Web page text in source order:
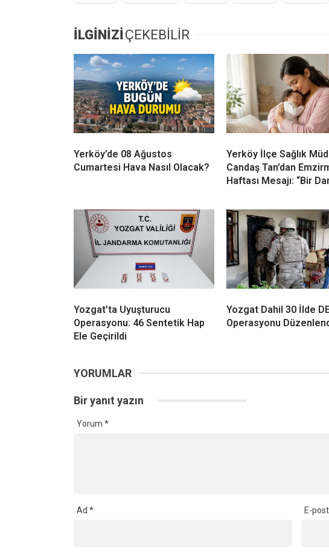
İLGİNİZİ ÇEKEBİLİR
Yerköy’de 08 Ağustos
Cumartesi Hava Nasıl Olacak?
Yerköy İlçe Sağlık
Candaş Tan’dan
Haftası Mesajı: “Bir
Yozgat’ta Uyuşturucu
Operasyonu: 46 Sentetik Hap
Ele Geçirildi
Yozgat Dahil 30 İlde
Operasyonu
YORUMLAR
Bir yanıt yazın
Yorum *
Ad * E-